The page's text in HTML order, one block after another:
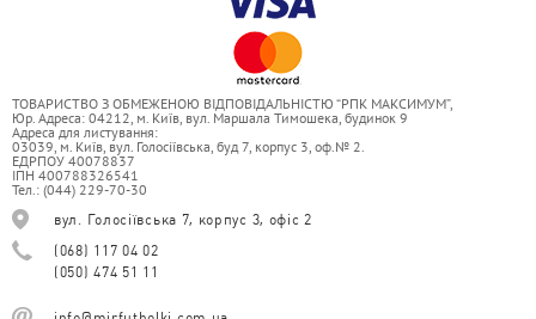
ТОВАРИСТВО З ОБМЕЖЕНОЮ ВІДПОВІДАЛЬНІСТЮ “РПК МАКСИМУМ”,
Юр. Адреса: 04212, м. Київ, вул. Маршала Тимошека, будинок 9
Адреса для листування:
03039, м. Київ, вул. Голосіївська, буд 7, корпус 3, оф.№ 2.
ЕДРПОУ 40078837
ІПН 400788326541
Тел.: (044) 229-70-30
вул. Голосіївська 7, корпус 3, офіс 2
(068) 117 04 02
(050) 474 51 11